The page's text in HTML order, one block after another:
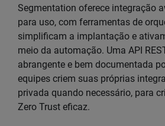
Segmentation oferece integração
para uso, com ferramentas de
simplificam a implantação e
meio da automação. Uma API
abrangente e bem documentada
equipes criem suas próprias
privada quando necessário, para
Zero Trust eficaz.